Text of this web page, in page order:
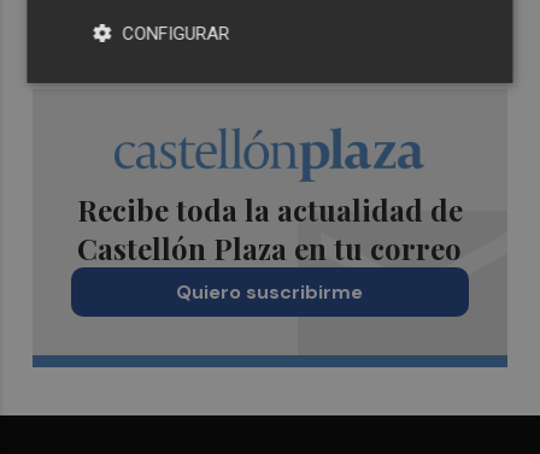
Recibe toda la actualidad de
Castellón Plaza en tu correo
Quiero suscribirme
CONFIGURAR